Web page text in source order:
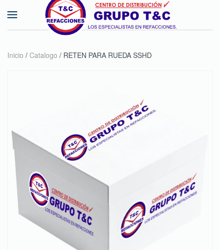
Skip to main content
Inicio / Catalogo / RETEN PARA RUEDA SSHD